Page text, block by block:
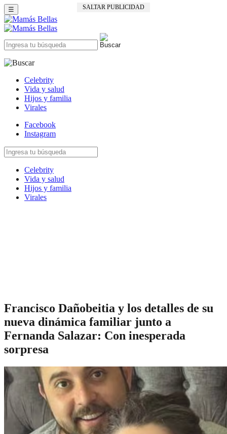
SALTAR PUBLICIDAD
☰
Celebrity
Vida y salud
Hijos y familia
Virales
Facebook
Instagram
Celebrity
Vida y salud
Hijos y familia
Virales
Francisco Dañobeitia y los detalles de su
nueva dinámica familiar junto a
Fernanda Salazar: Con inesperada
sorpresa